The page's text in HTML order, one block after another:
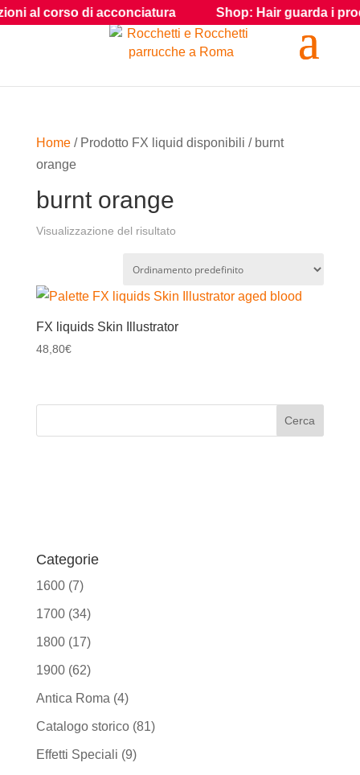
Home/ Prodotto FX liquid disponibili / burnt
orange
burnt orange
Visualizzazione del risultato
FX liquids Skin Illustrator
48,80€
Categorie
1600(7)
1700(34)
1800(17)
1900(62)
Antica Roma (4)
Catalogo storico(81)
Effetti Speciali (9)
al corso di acconciatura Shop: Hair guarda i